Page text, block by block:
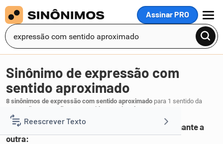
Assinar PRO
MENU
Reescrever Texto
Sinônimo de expressão com
sentido aproximado
8 sinônimos de expressão com sentido aproximado para 1 sentido da
expressão
expressão com sentido aproximado
Palavra com significado igual ou sentido semelhante a
outra: